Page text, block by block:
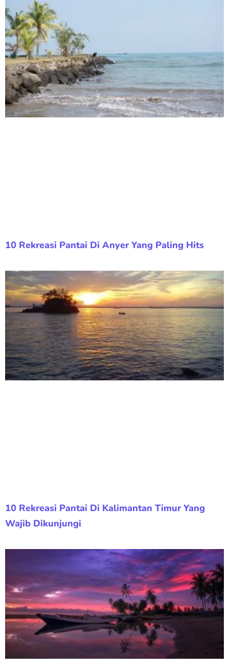
10 Rekreasi Pantai Di Anyer Yang Paling Hits
10 Rekreasi Pantai Di Kalimantan Timur Yang
Wajib Dikunjungi